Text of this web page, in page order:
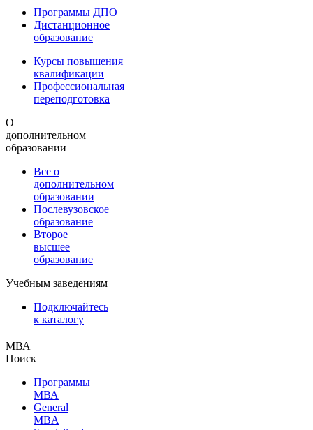
Программы ДПО
Дистанционное
образование
Курсы повышения
квалификации
Профессиональная
переподготовка
О
дополнительном
образовании
Все о
дополнительном
образовании
Послевузовское
образование
Второе
высшее
образование
Учебным заведениям
Подключайтесь
к каталогу
МВА
Поиск
Программы
МВА
General
MBA